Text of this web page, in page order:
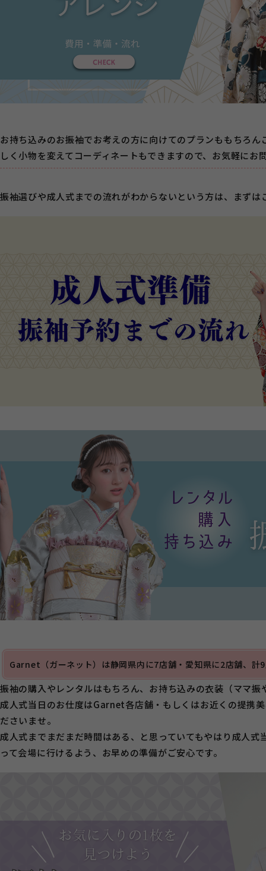
お持ち込みのお振袖でお考えの方に向けてのプランももちろ
しく小物を変えてコーディネートもできますので、お気軽にお
振袖選びや成人式までの流れがわからないという方は、まず
Garnet（ガーネット）は静岡県内に7店舗・愛知県に2店舗、計
振袖の購入やレンタルはもちろん、お持ち込みの衣装（ママ
成人式当日のお仕度はGarnet各店舗・もしくはお近くの提携
ださいませ。
成人式までまだまだ時間はある、と思っていてもやはり成人
って会場に行けるよう、お早めの準備がご安心です。